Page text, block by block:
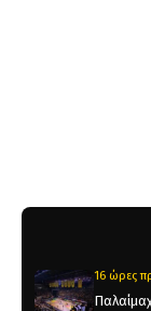
16 ώρες